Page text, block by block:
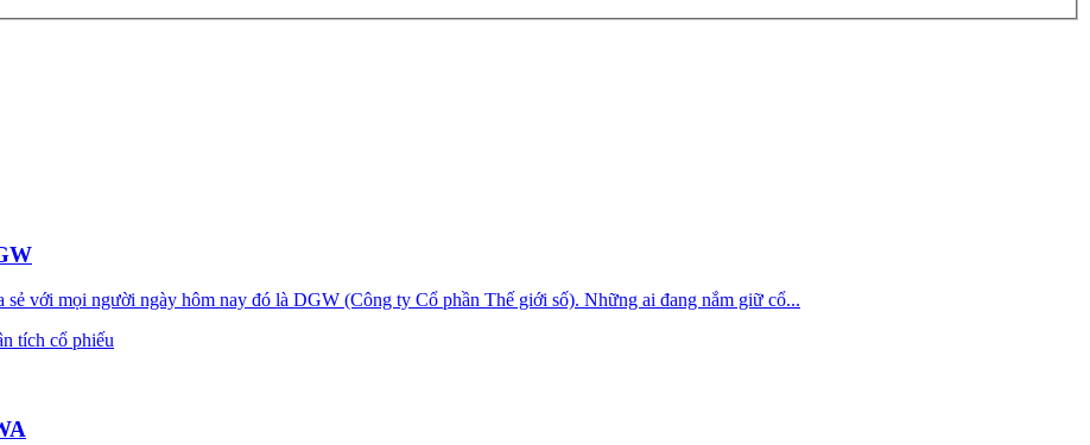
với mọi người ngày hôm nay đó là DGW (Công ty Cổ phần Thế giới số). Những ai đang nắm giữ cổ...
tích cổ phiếu